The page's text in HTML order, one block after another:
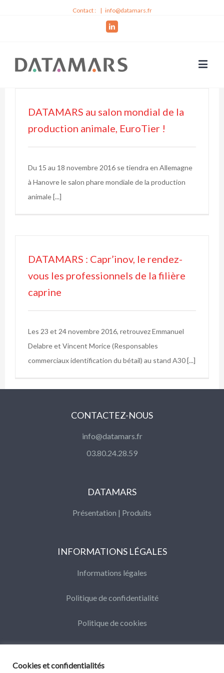
Contact : | info@datamars.fr
Linkedin
DATAMARS au salon mondial de la
production animale, EuroTier !
Du 15 au 18 novembre 2016 se tiendra en Allemagne
à Hanovre le salon phare mondiale de la production
animale [...]
DATAMARS : Capr’inov, le rendez-
vous les professionnels de la filière
caprine
Les 23 et 24 novembre 2016, retrouvez Emmanuel
Delabre et Vincent Morice (Responsables
commerciaux identification du bétail) au stand A30 [...]
CONTACTEZ-NOUS
info@datamars.fr
03.80.24.28.59
DATAMARS
Présentation | Produits
INFORMATIONS LÉGALES
Informations légales
Politique de confidentialité
Politique de cookies
Cookies et confidentialités